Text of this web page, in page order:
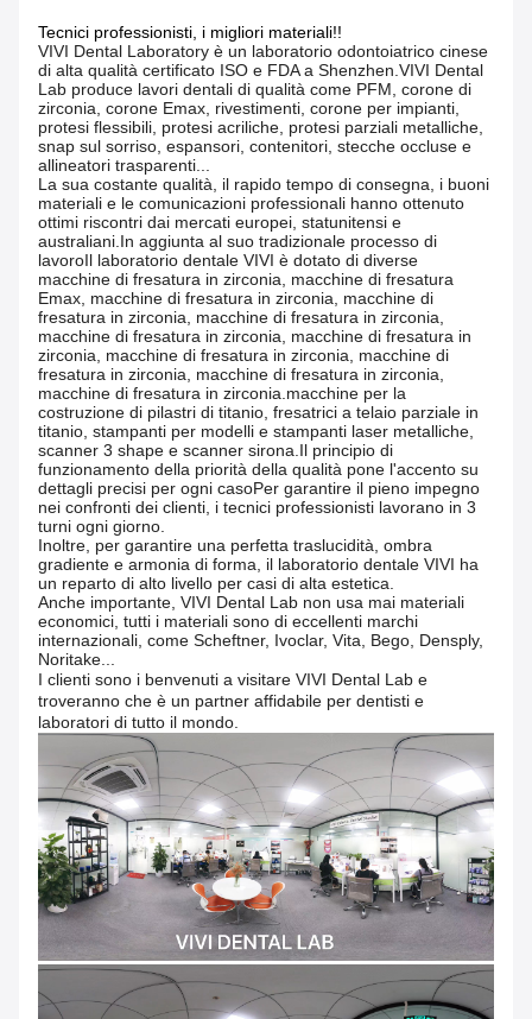
Tecnici professionisti, i migliori materiali!!
VIVI Dental Laboratory è un laboratorio odontoiatrico cinese
di alta qualità certificato ISO e FDA a Shenzhen.VIVI Dental
Lab produce lavori dentali di qualità come PFM, corone di
zirconia, corone Emax, rivestimenti, corone per impianti,
protesi flessibili, protesi acriliche, protesi parziali metalliche,
snap sul sorriso, espansori, contenitori, stecche occluse e
allineatori trasparenti...
La sua costante qualità, il rapido tempo di consegna, i buoni
materiali e le comunicazioni professionali hanno ottenuto
ottimi riscontri dai mercati europei, statunitensi e
australiani.In aggiunta al suo tradizionale processo di
lavoroIl laboratorio dentale VIVI è dotato di diverse
macchine di fresatura in zirconia, macchine di fresatura
Emax, macchine di fresatura in zirconia, macchine di
fresatura in zirconia, macchine di fresatura in zirconia,
macchine di fresatura in zirconia, macchine di fresatura in
zirconia, macchine di fresatura in zirconia, macchine di
fresatura in zirconia, macchine di fresatura in zirconia,
macchine di fresatura in zirconia.macchine per la
costruzione di pilastri di titanio, fresatrici a telaio parziale in
titanio, stampanti per modelli e stampanti laser metalliche,
scanner 3 shape e scanner sirona.Il principio di
funzionamento della priorità della qualità pone l'accento su
dettagli precisi per ogni casoPer garantire il pieno impegno
nei confronti dei clienti, i tecnici professionisti lavorano in 3
turni ogni giorno.
Inoltre, per garantire una perfetta traslucidità, ombra
gradiente e armonia di forma, il laboratorio dentale VIVI ha
un reparto di alto livello per casi di alta estetica.
Anche importante, VIVI Dental Lab non usa mai materiali
economici, tutti i materiali sono di eccellenti marchi
internazionali, come Scheftner, Ivoclar, Vita, Bego, Densply,
Noritake...
I clienti sono i benvenuti a visitare VIVI Dental Lab e
troveranno che è un partner affidabile per dentisti e
laboratori di tutto il mondo.